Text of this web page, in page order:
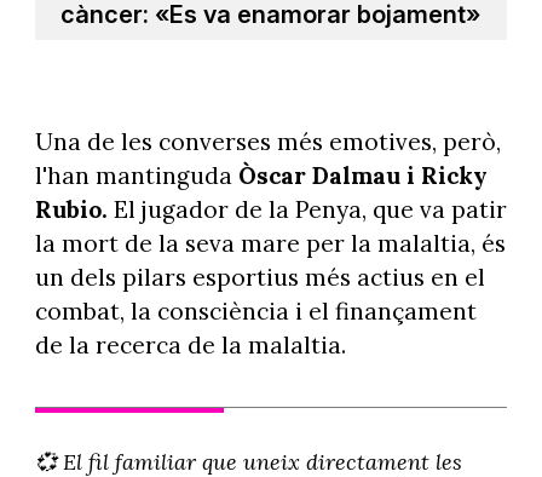
càncer: «Es va enamorar bojament»
Una de les converses més emotives, però,
l'han mantingudaÒscar Dalmau i Ricky
Rubio. El jugador de la Penya, que va patir
la mort de la seva mare per la malaltia, és
un dels pilars esportius més actius en el
combat, la consciència i el finançament
de la recerca de la malaltia.
💞 El fil familiar que uneix directament les